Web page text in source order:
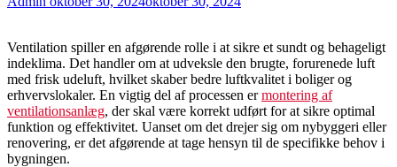
Ventilation spiller en afgørende rolle i at sikre et sundt og behageligt
indeklima. Det handler om at udveksle den brugte, forurenede luft
med frisk udeluft, hvilket skaber bedre luftkvalitet i boliger og
erhvervslokaler. En vigtig del af processen ermontering af
ventilationsanlæg, der skal være korrekt udført for at sikre optimal
funktion og effektivitet. Uanset om det drejer sig om nybyggeri eller
renovering, er det afgørende at tage hensyn til de specifikke behov i
bygningen.